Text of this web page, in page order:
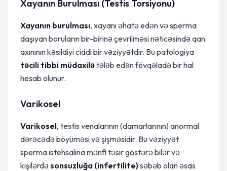
Xayanın Burulması (Testis Torsiyonu)
Xayanın burulması, xayanı əhatə edən və sperma
daşıyan boruların bir-birinə çevrilməsi nəticəsində qan
axınının kəsildiyi ciddi bir vəziyyətdir. Bu patologiya
təcili tibbi müdaxilətələb edən fövqəladə bir hal
hesab olunur.
Varikosel
Varikosel, testis venalarının (damarlarının) anormal
dərəcədə böyüməsi və şişməsidir. Bu vəziyyət
sperma istehsalına mənfi təsir göstərə bilər və
kişilərdəsonsuzluğa (infertilite)səbəb olan əsas